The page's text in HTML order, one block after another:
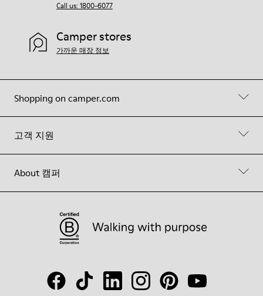
Shopping on camper.com
고객 지원
About 캠퍼
Call us: 1800-6077
Camper stores
가까운 매장 정보